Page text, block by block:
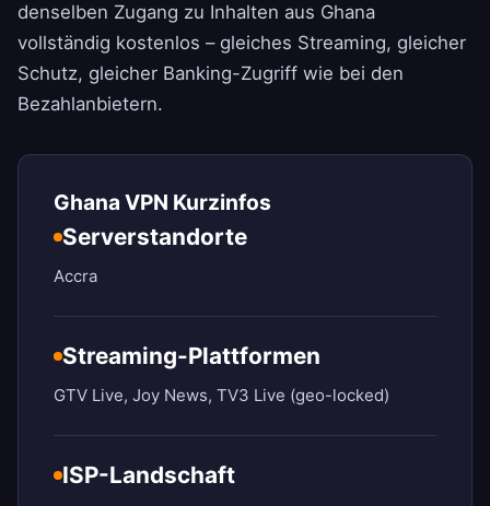
denselben Zugang zu Inhalten aus Ghana
vollständig kostenlos – gleiches Streaming, gleicher
Schutz, gleicher Banking-Zugriff wie bei den
Bezahlanbietern.
Ghana VPN Kurzinfos
Serverstandorte
Accra
Streaming-Plattformen
GTV Live, Joy News, TV3 Live (geo-locked)
ISP-Landschaft